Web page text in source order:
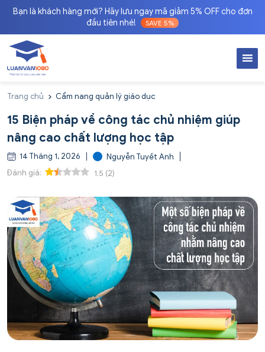
Bạn là khách hàng mới? Hãy lưu ngay mã giảm 5% OFF cho đơn
đầu tiên nhé!
SAVE 5%
Trang chủ Cẩm nang quản lý giáo dục
15 Biện pháp về công tác chủ nhiệm giúp
nâng cao chất lượng học tập
14 Tháng 1, 2026
Nguyễn Tuyết Anh
Đánh giá:
1.5 (2)